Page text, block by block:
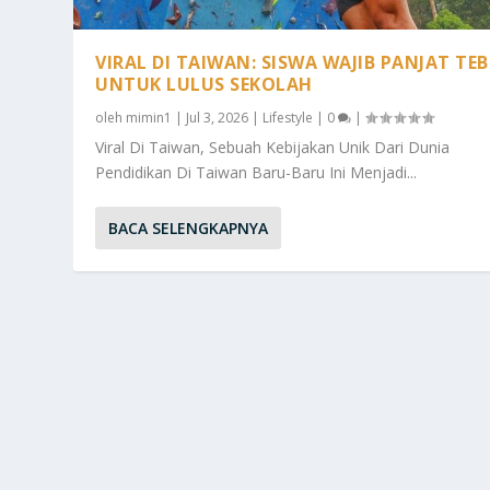
VIRAL DI TAIWAN: SISWA WAJIB PANJAT
UNTUK LULUS SEKOLAH
oleh mimin1 | Jul 3, 2026 | Lifestyle | 0 |
Viral Di Taiwan, Sebuah Kebijakan Unik Dari Dunia
Pendidikan Di Taiwan Baru-Baru Ini Menjadi...
BACA SELENGKAPNYA